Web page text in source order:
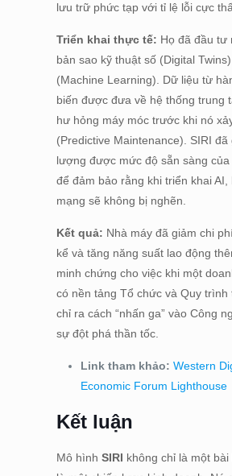
lưu trữ phức tạp với tỉ lệ lỗi cực
Triển khai thực tế: Họ đã đầu tư
bản sao kỹ thuật số (Digital
(Machine Learning). Dữ liệu từ
biến được đưa về hệ thống trung
hư hỏng máy móc trước khi nó
(Predictive Maintenance). SIRI đã
lượng được mức độ sẵn sàng
để đảm bảo rằng khi triển khai AI,
mạng sẽ không bị nghẽn.
Kết quả: Nhà máy đã giảm chi
kể và tăng năng suất lao động
minh chứng cho việc khi một
có nền tảng Tổ chức và Quy trình
chỉ ra cách “nhấn ga” vào Công
sự đột phá thần tốc.
Link tham khảo: Western
Economic Forum Lighthouse
Kết luận
Mô hình SIRI không chỉ là một